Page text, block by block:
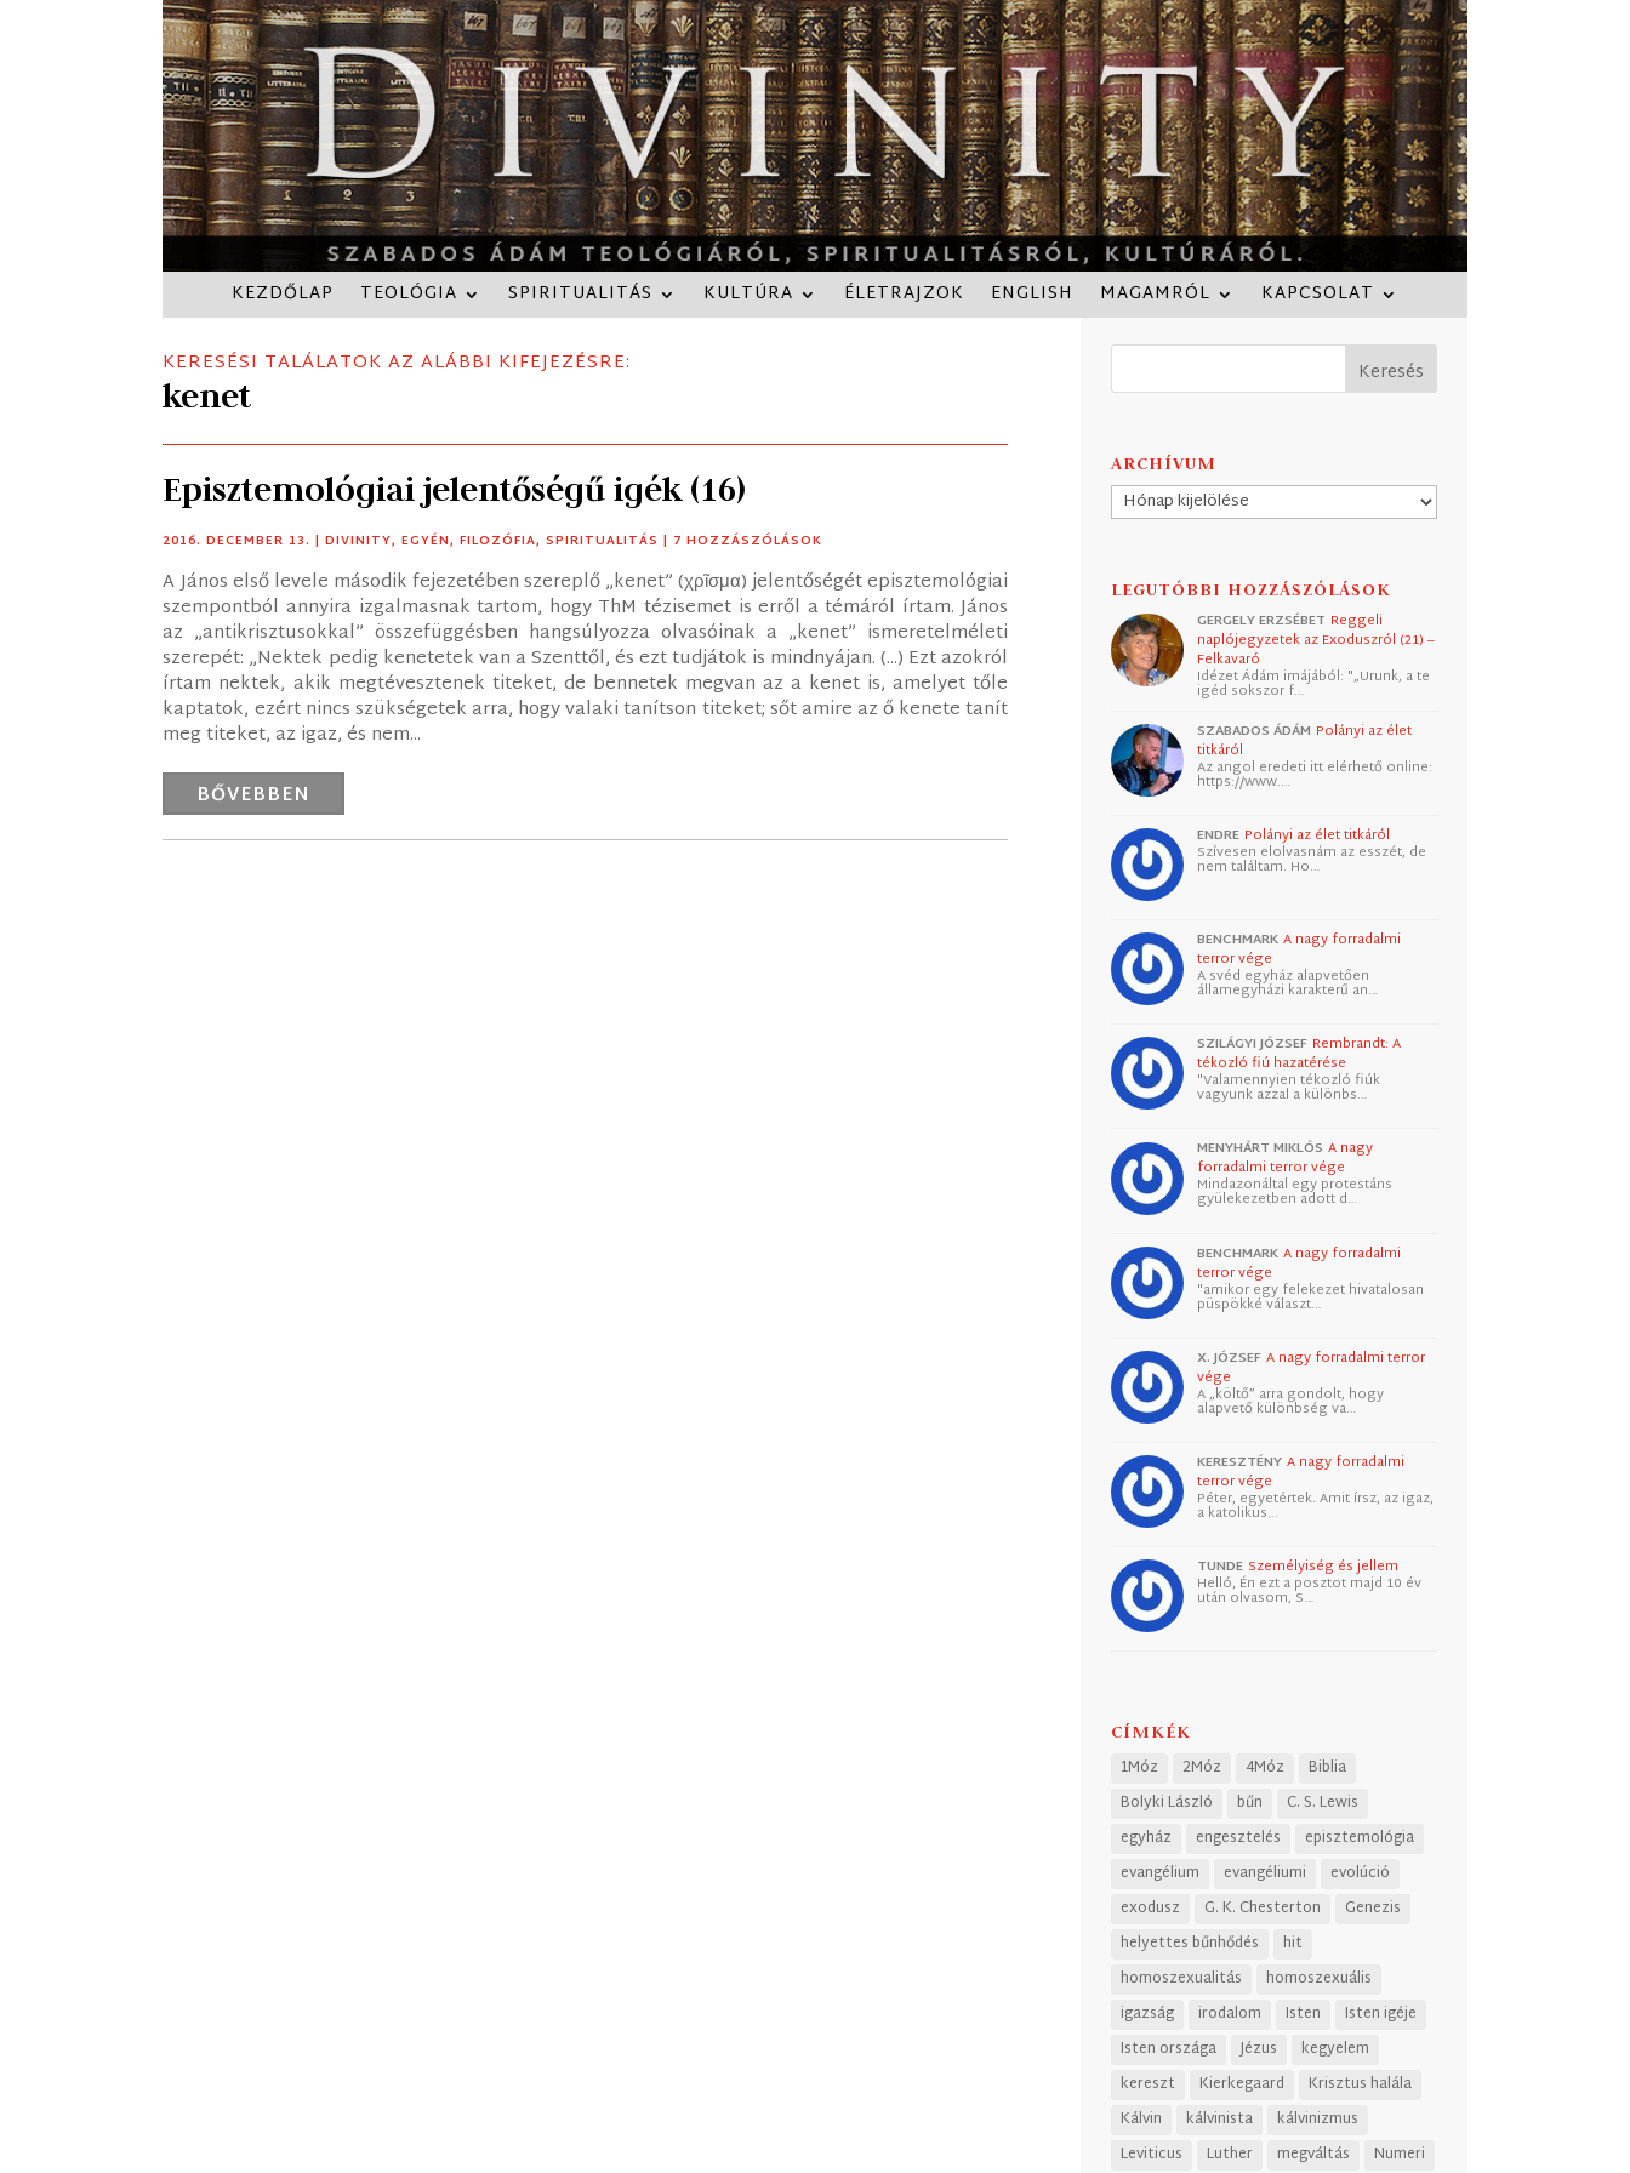
KEZDŐLAP TEOLÓGIA SPIRITUALITÁS KULTÚRA ÉLETRAJZOK ENGLISH MAGAMRÓL KAPCSOLAT
KERESÉSI TALÁLATOK AZ ALÁBBI KIFEJEZÉSRE:
kenet
Episztemológiai jelentőségű igék (16)
2016. DECEMBER 13. |DIVINITY,EGYÉN,FILOZÓFIA,SPIRITUALITÁS | 7 HOZZÁSZÓLÁSOK
A János első levele második fejezetében szereplő „kenet” (χρῖσμα) jelentőségét episztemológiai
szempontból annyira izgalmasnak tartom, hogy ThM tézisemet is erről a témáról írtam. János
az „antikrisztusokkal” összefüggésben hangsúlyozza olvasóinak a „kenet” ismeretelméleti
szerepét: „Nektek pedig kenetetek van a Szenttől, és ezt tudjátok is mindnyájan. (...) Ezt azokról
írtam nektek, akik megtévesztenek titeket, de bennetek megvan az a kenet is, amelyet tőle
kaptatok, ezért nincs szükségetek arra, hogy valaki tanítson titeket; sőt amire az ő kenete tanít
meg titeket, az igaz, és nem...
BŐVEBBEN
ARCHÍVUM
Archívum
LEGUTÓBBI HOZZÁSZÓLÁSOK
GERGELY ERZSÉBET Reggeli
naplójegyzetek az Exoduszról (21) –
Felkavaró
Idézet Ádám imájából: "„Urunk, a te
igéd sokszor f…
SZABADOS ÁDÁM Polányi az élet
titkáról
Az angol eredeti itt elérhető online:
https://www.…
ENDRE Polányi az élet titkáról
Szívesen elolvasnám az esszét, de
nem találtam. Ho…
BENCHMARK A nagy forradalmi
terror vége
A svéd egyház alapvetően
államegyházi karakterű an…
SZILÁGYI JÓZSEF Rembrandt: A
tékozló fiú hazatérése
"Valamennyien tékozló fiúk
vagyunk azzal a különbs…
MENYHÁRT MIKLÓS A nagy
forradalmi terror vége
Mindazonáltal egy protestáns
gyülekezetben adott d…
BENCHMARK A nagy forradalmi
terror vége
"amikor egy felekezet hivatalosan
püspökké választ…
X. JÓZSEF A nagy forradalmi terror
vége
A „költő” arra gondolt, hogy
alapvető különbség va…
KERESZTÉNY A nagy forradalmi
terror vége
Péter, egyetértek. Amit írsz, az igaz,
a katolikus…
TUNDE Személyiség és jellem
Helló, Én ezt a posztot majd 10 év
után olvasom, S…
CÍMKÉK
1Móz 2Móz 4Móz
Biblia
Bolyki László
bűn
C. S. Lewis
egyház
engesztelés
episztemológia
evangélium
evangéliumi
evolúció
exodusz
G. K. Chesterton
Genezis
helyettes bűnhődés
hit
homoszexualitás
homoszexuális
igazság
irodalom Isten
Isten igéje
Isten országa
Jézus
kegyelem
kereszt
Kierkegaard
Krisztus halála
Kálvin
kálvinista
kálvinizmus
Leviticus
Luther megváltás Numeri